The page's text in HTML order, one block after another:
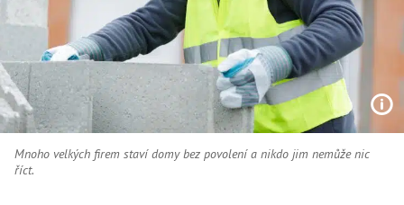
Mnoho velkých firem staví domy bez povolení a nikdo jim nemůže nic
říct.